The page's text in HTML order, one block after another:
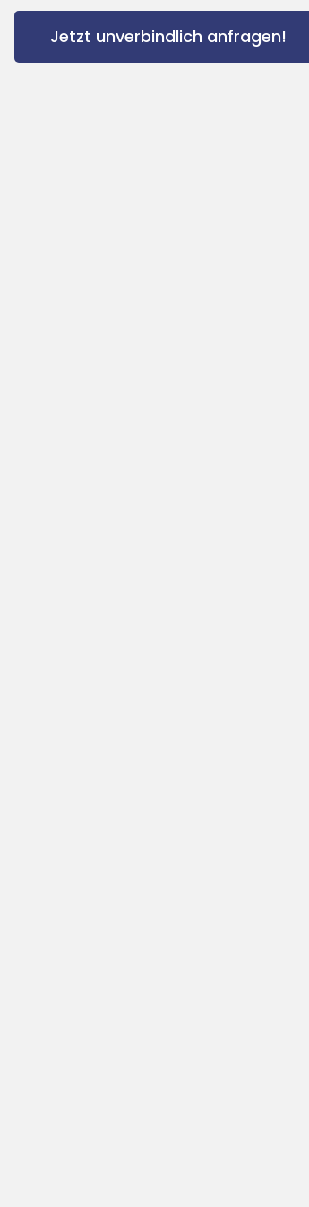
Jetzt unverbindlich anfragen!